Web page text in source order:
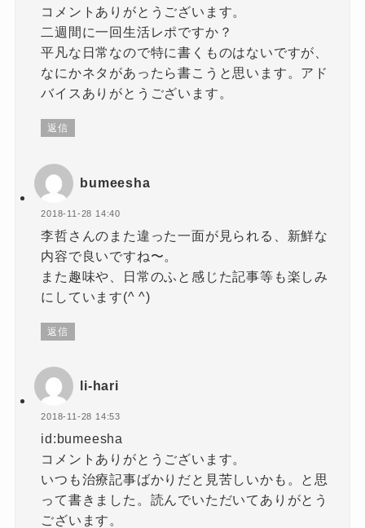
コメントありがとうございます。
二週間に一回生活レポですか？
平凡な日常なので特に書くものはないですが、
なにかネタがあったら書こうと思います。アド
バイスありがとうございます。
返信
bumeesha
2018-11-28 14:40
李哲さんのまた違った一面が見られる、新鮮な
内容で良いですね〜。
また趣味や、日常のふと感じた記事等も楽しみ
にしています(^ ^)
返信
li-hari
2018-11-28 14:53
id:bumeesha
コメントありがとうございます。
いつも治療記事ばかりだと見苦しいかも。と思
って書きました。読んでいただいてありがとう
ございます。